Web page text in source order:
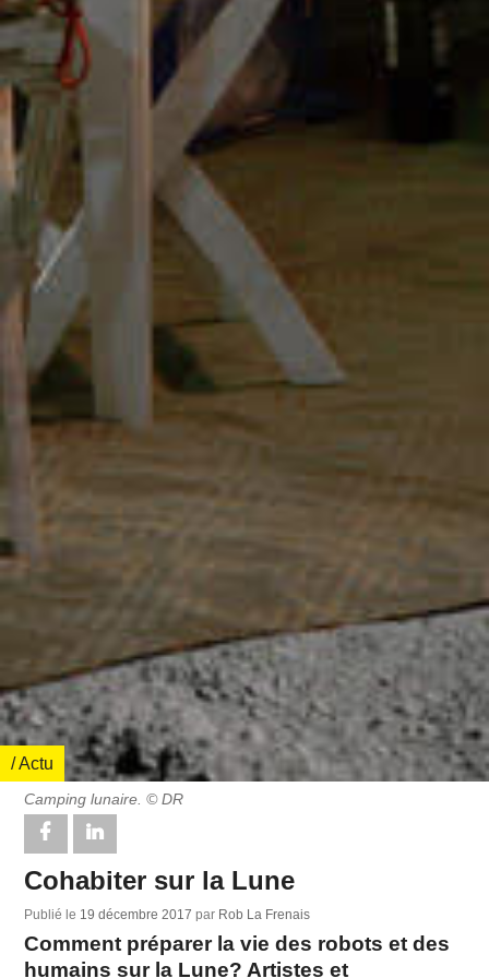
/ Actu
Camping lunaire. © DR
Cohabiter sur la Lune
Publié le 19 décembre 2017par Rob La Frenais
Comment préparer la vie des robots et des
humains sur la Lune? Artistes et